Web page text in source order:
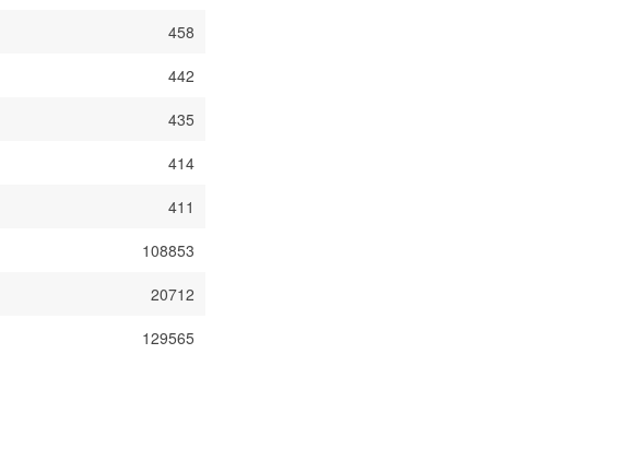
458
442
435
414
411
108853
20712
129565